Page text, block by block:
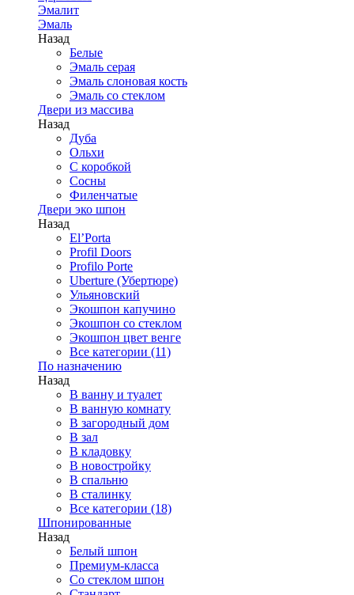
Эмалит
Эмаль
Назад
Белые
Эмаль серая
Эмаль слоновая кость
Эмаль со стеклом
Двери из массива
Назад
Дуба
Ольхи
С коробкой
Сосны
Филенчатые
Двери эко шпон
Назад
El’Porta
Profil Doors
Profilo Porte
Uberture (Убертюре)
Ульяновский
Экошпон капучино
Экошпон со стеклом
Экошпон цвет венге
Все категории (11)
По назначению
Назад
В ванну и туалет
В ванную комнату
В загородный дом
В зал
В кладовку
В новостройку
В спальню
В сталинку
Все категории (18)
Шпонированные
Назад
Белый шпон
Премиум-класса
Со стеклом шпон